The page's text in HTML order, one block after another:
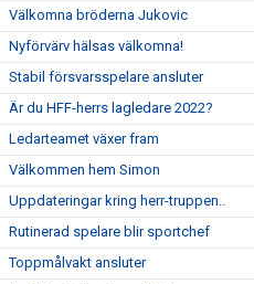
Välkomna bröderna Jukovic
Nyförvärv hälsas välkomna!
Stabil försvarsspelare ansluter
Är du HFF-herrs lagledare 2022?
Ledarteamet växer fram
Välkommen hem Simon
Uppdateringar kring herr-truppen..
Rutinerad spelare blir sportchef
Toppmålvakt ansluter